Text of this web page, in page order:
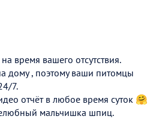
время вашего отсутствия.
дому , поэтому ваши питомцы
7.
отчёт в любое время суток 🤗
мальчишка шпиц.